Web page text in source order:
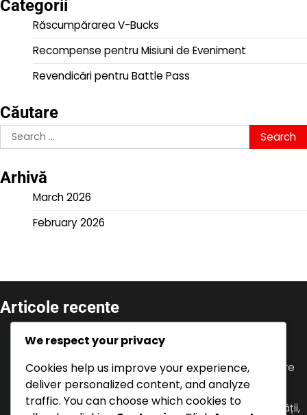
Categorii
Răscumpărarea V-Bucks
Recompense pentru Misiuni de Eveniment
Revendicări pentru Battle Pass
Căutare
Search
for:
Arhivă
March 2026
February 2026
Articole recente
Provocări de eveniment: Finalizarea sarcinilor,
Obținerea bonusurilor, Oferte limitate în timp
Istoricul V-Bucks: Înțelegerea promoțiilor anterioare
pentru consolă, Tendințe, Schimbări pe piață
Feedback despre eveniment: Reacții ale comunității,
We respect your privacy
Cookies help us improve your experience,
deliver personalized content, and analyze
traffic. You can choose which cookies to